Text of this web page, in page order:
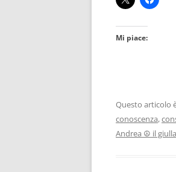
Mi piace:
Questo articolo
conoscenza,
Andrea ☮ il